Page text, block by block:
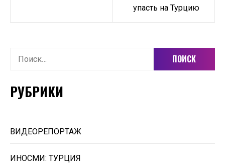
упасть на Турцию
Найти:
РУБРИКИ
ВИДЕОРЕПОРТАЖ
ИНОСМИ: ТУРЦИЯ